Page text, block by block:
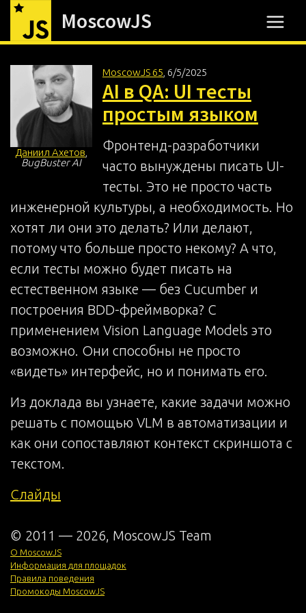
MoscowJS
Даниил Ахетов
BugBuster AI
MoscowJS 65 6/5/2025
AI в QA: UI тесты
простым языком
Фронтенд-разработчики
часто вынуждены писать UI-
тесты. Это не просто часть
инженерной культуры, а необходимость. Но
хотят ли они это делать? Или делают,
потому что больше просто некому? А что,
если тесты можно будет писать на
естественном языке — без Cucumber и
построения BDD-фреймворка? С
применением Vision Language Models это
возможно. Они способны не просто
«видеть» интерфейс, но и понимать его.
Из доклада вы узнаете, какие задачи можно
решать с помощью VLM в автоматизации и
как они сопоставляют контекст скриншота с
текстом.
Слайды
© 2011 — 2026, MoscowJS Team
О MoscowJS
Информация для площадок
Правила поведения
Промокоды MoscowJS